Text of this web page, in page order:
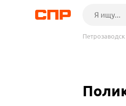
Петрозаводск